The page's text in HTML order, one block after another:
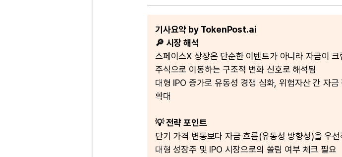
기사요약 by TokenPost.ai
🔎 시장 해석
스페이스X 상장은 단순한 이벤트가 아니라 자금이 크
주식으로 이동하는 구조적 변화 신호로 해석됨
대형 IPO 증가로 유동성 경쟁 심화, 위험자산 간 자금
확대
💡 전략 포인트
단기 가격 변동보다 자금 흐름(유동성 방향성)을 우선
대형 성장주 및 IPO 시장으로의 쏠림 여부 체크 필요